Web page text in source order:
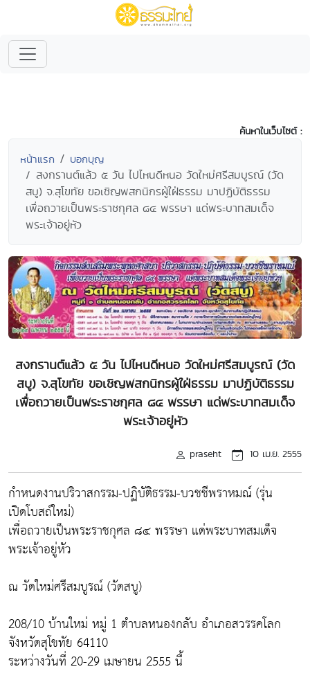
ค้นหาในเว็บไซต์ :
หน้าแรก บอกบุญ
สงกรานต์แล้ว ๕ วัน ไปไหนดีหนอ วัดใหม่ศรีสมบูรณ์ (วัด
สบู) จ.สุโขทัย ขอเชิญพสกนิกรผู้ใฝ่ธรรม มาปฏิบัติธรรม
เพื่อถวายเป็นพระราชกุศล ๘๔ พรรษา แด่พระบาทสมเด็จ
พระเจ้าอยู่หัว
สงกรานต์แล้ว ๕ วัน ไปไหนดีหนอ วัดใหม่ศรีสมบูรณ์ (วัด
สบู) จ.สุโขทัย ขอเชิญพสกนิกรผู้ใฝ่ธรรม มาปฏิบัติธรรม
เพื่อถวายเป็นพระราชกุศล ๘๔ พรรษา แด่พระบาทสมเด็จ
พระเจ้าอยู่หัว
praseht 10 เม.ย. 2555
กำหนดงานปริวาสกรรม-ปฏิบัติธรรม-บวชชีพราหมณ์ (รุ่น
เปิดโบสถ์ใหม่)
เพื่อถวายเป็นพระราชกุศล ๘๔ พรรษา แด่พระบาทสมเด็จ
พระเจ้าอยู่หัว
ณ วัดใหม่ศรีสมบูรณ์ (วัดสบู)
208/10 บ้านใหม่ หมู่ 1 ตำบลหนองกลับ อำเภอสวรรคโลก
จังหวัดสุโขทัย 64110
ระหว่างวันที่ 20-29 เมษายน 2555 นี้